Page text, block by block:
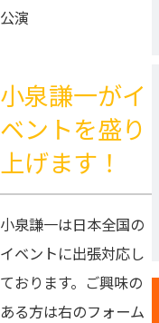
公演
小泉謙一がイ
ベントを盛り
上げます！
小泉謙一は日本全国の
イベントに出張対応し
ております。ご興味の
ある方は右のフォーム